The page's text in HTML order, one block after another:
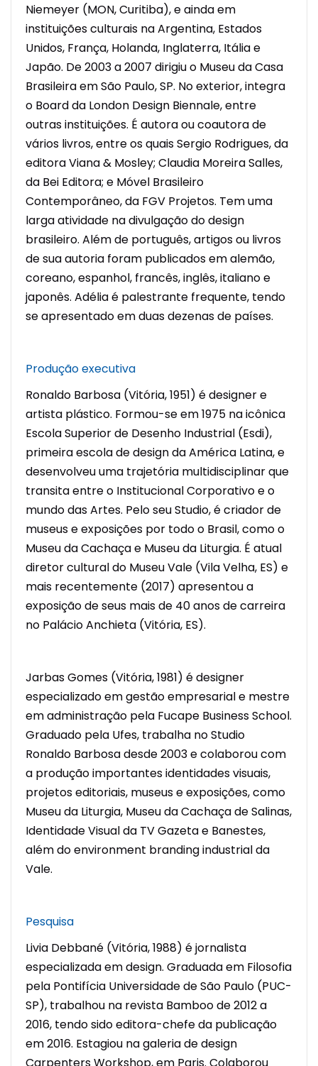
Niemeyer (MON, Curitiba), e ainda em
instituições culturais na Argentina, Estados
Unidos, França, Holanda, Inglaterra, Itália e
Japão. De 2003 a 2007 dirigiu o Museu da Casa
Brasileira em São Paulo, SP. No exterior, integra
o Board da London Design Biennale, entre
outras instituições. É autora ou coautora de
vários livros, entre os quais Sergio Rodrigues, da
editora Viana & Mosley; Claudia Moreira Salles,
da Bei Editora; e Móvel Brasileiro
Contemporâneo, da FGV Projetos. Tem uma
larga atividade na divulgação do design
brasileiro. Além de português, artigos ou livros
de sua autoria foram publicados em alemão,
coreano, espanhol, francês, inglês, italiano e
japonês. Adélia é palestrante frequente, tendo
se apresentado em duas dezenas de países.
Produção executiva
Ronaldo Barbosa (Vitória, 1951) é designer e
artista plástico. Formou-se em 1975 na icônica
Escola Superior de Desenho Industrial (Esdi),
primeira escola de design da América Latina, e
desenvolveu uma trajetória multidisciplinar que
transita entre o Institucional Corporativo e o
mundo das Artes. Pelo seu Studio, é criador de
museus e exposições por todo o Brasil, como o
Museu da Cachaça e Museu da Liturgia. É atual
diretor cultural do Museu Vale (Vila Velha, ES) e
mais recentemente (2017) apresentou a
exposição de seus mais de 40 anos de carreira
no Palácio Anchieta (Vitória, ES).
Jarbas Gomes (Vitória, 1981) é designer
especializado em gestão empresarial e mestre
em administração pela Fucape Business School.
Graduado pela Ufes, trabalha no Studio
Ronaldo Barbosa desde 2003 e colaborou com
a produção importantes identidades visuais,
projetos editoriais, museus e exposições, como
Museu da Liturgia, Museu da Cachaça de Salinas,
Identidade Visual da TV Gazeta e Banestes,
além do environment branding industrial da
Vale.
Pesquisa
Livia Debbané (Vitória, 1988) é jornalista
especializada em design. Graduada em Filosofia
pela Pontifícia Universidade de São Paulo (PUC-
SP), trabalhou na revista Bamboo de 2012 a
2016, tendo sido editora-chefe da publicação
em 2016. Estagiou na galeria de design